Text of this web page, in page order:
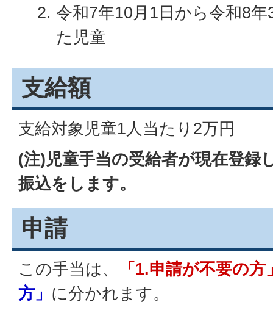
令和7年10月1日から令和8
た児童
支給額
支給対象児童1人当たり2万円
(注)児童手当の受給者が現在登録
振込をします。
申請
この手当は、
「1.申請が不要の方
方」 に分かれます。